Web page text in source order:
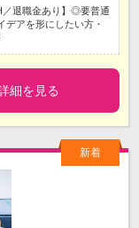
／退職金あり】◎要普通
アを形にしたい方・
細を見る